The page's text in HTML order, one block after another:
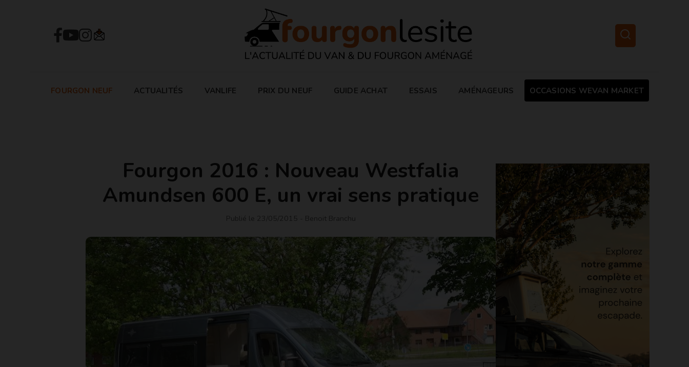
FOURGON NEUF ACTUALITÉS VANLIFE PRIX DU NEUF GUIDE ACHAT ESSAIS AMÉNAGEURS OCCASIONS WEVAN MARKET
Fourgon 2016 : Nouveau Westfalia
Amundsen 600 E, un vrai sens pratique